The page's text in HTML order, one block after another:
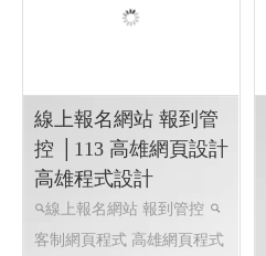
線上報名網站 報到管
控 │113 高雄網頁設計
高雄程式設計